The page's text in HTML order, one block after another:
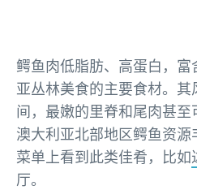
鳄鱼肉低脂肪、高蛋白，
亚丛林美食的主要食材。
间，最嫩的里脊和尾肉甚至
澳大利亚北部地区鳄鱼资
菜单上看到此类佳肴，比如
厅。